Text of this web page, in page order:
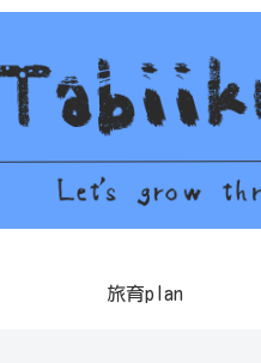
旅育plan